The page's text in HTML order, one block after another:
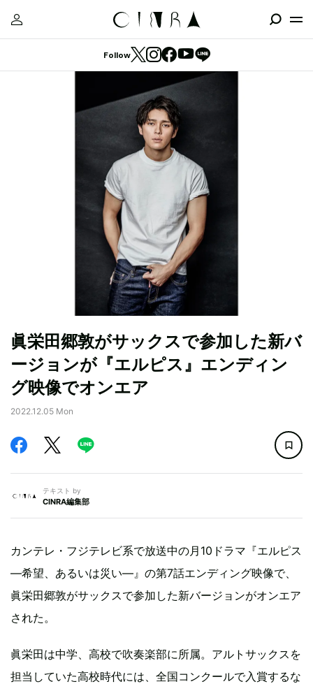
Follow
眞栄田郷敦がサックスで参加した新バ
ージョンが『エルピス』エンディン
グ映像でオンエア
2022.12.05 Mon
テキスト by
CINRA編集部
カンテレ・フジテレビ系で放送中の月10ドラマ『エルピス
―希望、あるいは災い―』の第7話エンディング映像で、
眞栄田郷敦がサックスで参加した新バージョンがオンエア
された。
眞栄田は中学、高校で吹奏楽部に所属。アルトサックスを
担当していた高校時代には、全国コンクールで入賞するな